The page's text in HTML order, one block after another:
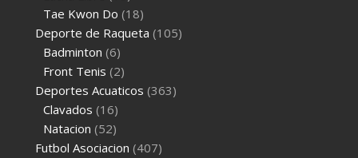
Tae Kwon Do (18)
Deporte de Raqueta (105)
Badminton (6)
Front Tenis (2)
Deportes Acuaticos (363)
Clavados (16)
Natacion (52)
Futbol Asociacion (407)